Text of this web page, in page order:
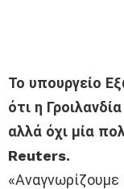
Το υπουργείο
ότι η
αλλά όχι μία
Reuters.
«Αναγνωρίζουμε